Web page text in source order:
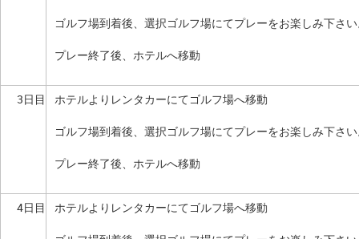
ゴルフ場到着後、選択ゴルフ場にてプレーをお楽しみ下さ
プレー終了後、ホテルへ移動
3日目 ホテルよりレンタカーにてゴルフ場へ移動
ゴルフ場到着後、選択ゴルフ場にてプレーをお楽しみ下さ
プレー終了後、ホテルへ移動
4日目 ホテルよりレンタカーにてゴルフ場へ移動